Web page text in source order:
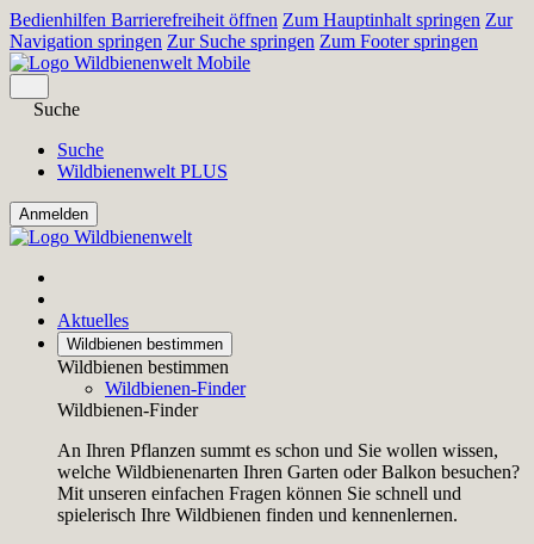
Bedienhilfen Barrierefreiheit öffnen Zum Hauptinhalt springen Zur
Navigation springen Zur Suche springen Zum Footer springen
Suche
Suche
Wildbienenwelt PLUS
Aktuelles
Wildbienen bestimmen
Wildbienen bestimmen
Wildbienen-Finder
Wildbienen-Finder
An Ihren Pflanzen summt es schon und Sie wollen wissen,
welche Wildbienenarten Ihren Garten oder Balkon besuchen?
Mit unseren einfachen Fragen können Sie schnell und
spielerisch Ihre Wildbienen finden und kennenlernen.